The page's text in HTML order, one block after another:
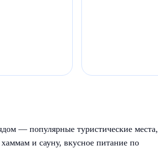
— популярные туристические места,
и сауну, вкусное питание по